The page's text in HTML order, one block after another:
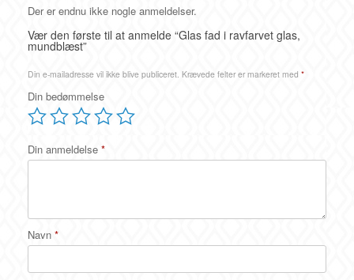
Der er endnu ikke nogle anmeldelser.
Vær den første til at anmelde “Glas fad i ravfarvet glas,
mundblæst”
Din e-mailadresse vil ikke blive publiceret. Krævede felter er markeret med *
Din bedømmelse
Din anmeldelse *
Navn *